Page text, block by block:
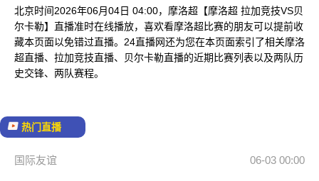
北京时间2026年06月04日 04:00，摩洛超【摩洛超 拉加竞技VS贝
尔卡勒】直播准时在线播放，喜欢看摩洛超比赛的朋友可以提前收
藏本页面以免错过直播。24直播网还为您在本页面索引了相关摩洛
超直播、拉加竞技直播、贝尔卡勒直播的近期比赛列表以及两队历
史交锋、两队赛程。
热门直播
国际友谊 06-03 00:00